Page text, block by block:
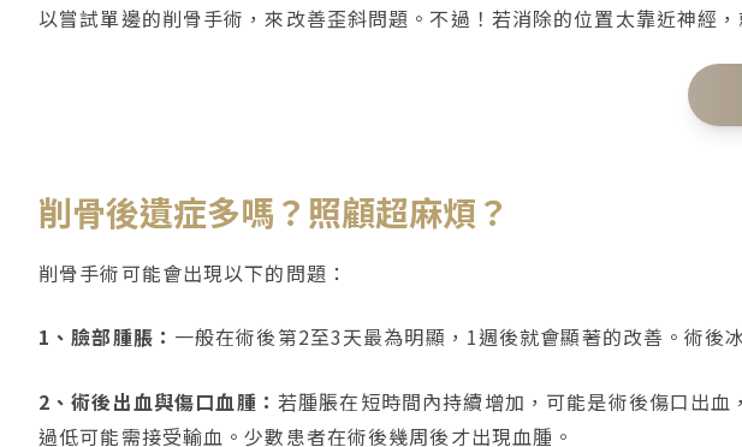
以嘗試單邊的削骨手術，來改善歪斜問題。不過！若消除的位置太靠近神經
削骨後遺症多嗎？照顧超麻煩？
削骨手術可能會出現以下的問題：
1、臉部腫脹： 一般在術後第2至3天最為明顯，1週後就會顯著的改善。術後
2、術後出血與傷口血腫： 若腫脹在短時間內持續增加，可能是術後傷口出
過低可能需接受輸血。少數患者在術後幾周後才出現血腫。